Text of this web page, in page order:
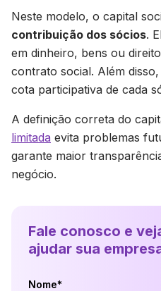
Neste modelo, o capital
contribuição dos sócios.
em dinheiro, bens ou
contrato social. Além
cota participativa de cada
A definição correta do
limitada evita problemas
garante maior
negócio.
Fale conosco e
ajudar sua
Nome*